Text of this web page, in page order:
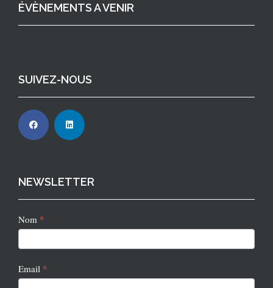
ÉVÈNEMENTS A VENIR
SUIVEZ-NOUS
NEWSLETTER
Newsletter
2
Nom *
Email *